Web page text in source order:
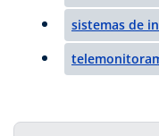
sistemas de